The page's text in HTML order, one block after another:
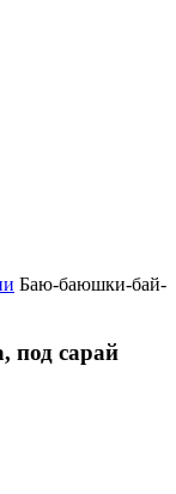
Баю-баюшки-бай-
под сарай